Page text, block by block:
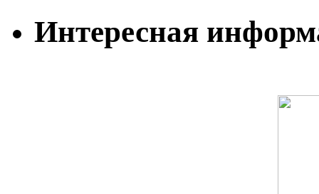
Интересная